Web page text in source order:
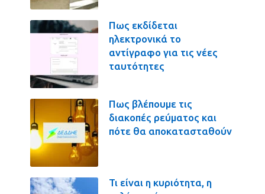
Πως εκδίδεται
ηλεκτρονικά το
αντίγραφο για τις νέες
ταυτότητες
Πως βλέπουμε τις
διακοπές ρεύματος και
πότε θα αποκατασταθούν
Τι είναι η κυριότητα, η